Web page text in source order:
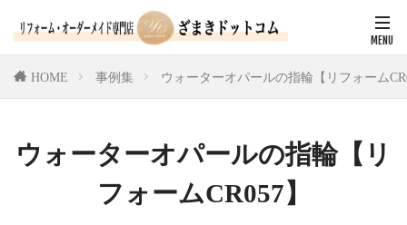
HOME 事例集 ウォーターオパールの指輪【リフォーム
ウォーターオパールの指輪【リ
フォームCR057】